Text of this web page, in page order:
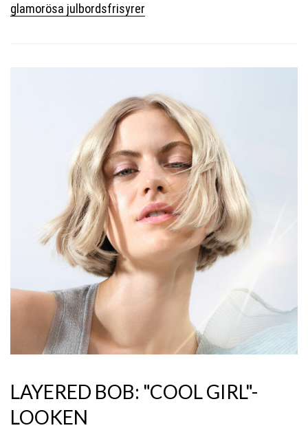
glamorösa julbordsfrisyrer
LAYERED BOB: "COOL GIRL"-
LOOKEN